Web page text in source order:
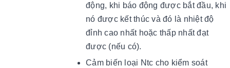
động, khi báo động được bắt đầu, khi
nó được kết thúc và đó là nhiệt độ
đỉnh cao nhất hoặc thấp nhất đạt
được (nếu có).
Cảm biến loại Ntc cho kiểm soát